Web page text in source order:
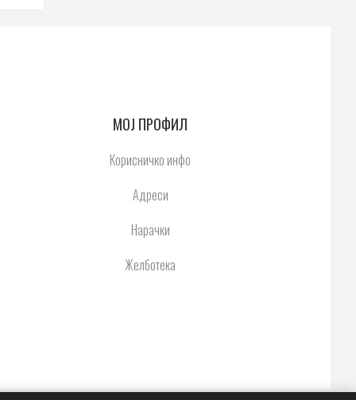
МОЈ ПРОФИЛ
Корисничко инфо
Адреси
Нарачки
Желботека